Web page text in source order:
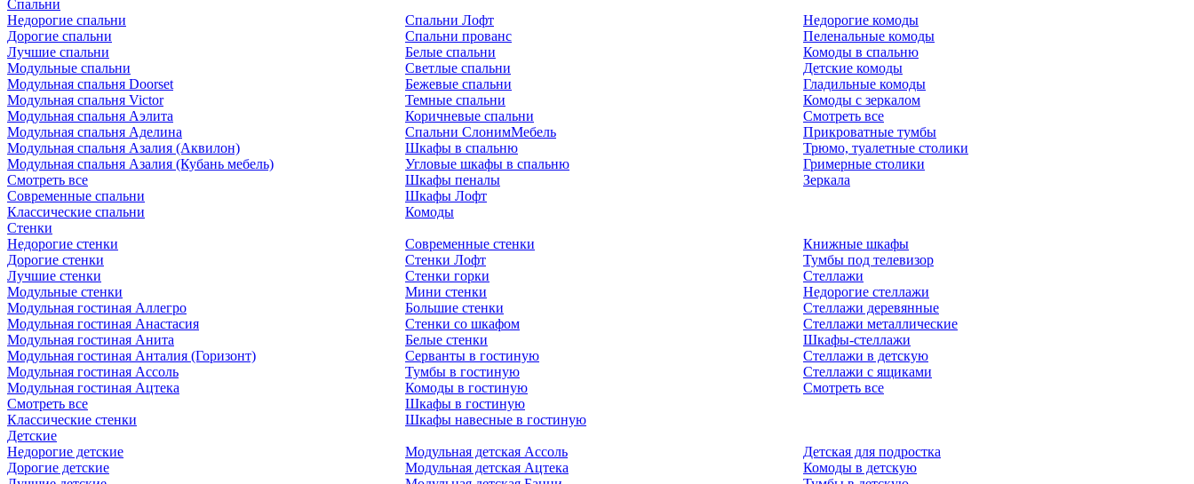
Cпальни
Недорогие спальни
Дорогие спальни
Лучшие спальни
Модульные спальни
Модульная спальня Doorset
Модульная спальня Victor
Модульная спальня Аэлита
Модульная спальня Аделина
Модульная спальня Азалия (Аквилон)
Модульная спальня Азалия (Кубань мебель)
Смотреть все
Современные спальни
Классические спальни
Спальни Лофт
Спальни прованс
Белые спальни
Светлые спальни
Бежевые спальни
Темные спальни
Коричневые спальни
Спальни СлонимМебель
Шкафы в спальню
Угловые шкафы в спальню
Шкафы пеналы
Шкафы Лофт
Комоды
Недорогие комоды
Пеленальные комоды
Комоды в спальню
Детские комоды
Гладильные комоды
Комоды с зеркалом
Смотреть все
Прикроватные тумбы
Трюмо, туалетные столики
Гримерные столики
Зеркала
Стенки
Недорогие стенки
Дорогие стенки
Лучшие стенки
Модульные стенки
Модульная гостиная Аллегро
Модульная гостиная Анастасия
Модульная гостиная Анита
Модульная гостиная Анталия (Горизонт)
Модульная гостиная Ассоль
Модульная гостиная Ацтека
Смотреть все
Классические стенки
Современные стенки
Стенки Лофт
Стенки горки
Мини стенки
Большие стенки
Стенки со шкафом
Белые стенки
Серванты в гостиную
Тумбы в гостиную
Комоды в гостиную
Шкафы в гостиную
Шкафы навесные в гостиную
Книжные шкафы
Тумбы под телевизор
Стеллажи
Недорогие стеллажи
Стеллажи деревянные
Стеллажи металлические
Шкафы-стеллажи
Стеллажи в детскую
Стеллажи с ящиками
Смотреть все
Детские
Недорогие детские
Дорогие детские
Модульная детская Ассоль
Модульная детская Ацтека
Детская для подростка
Комоды в детскую